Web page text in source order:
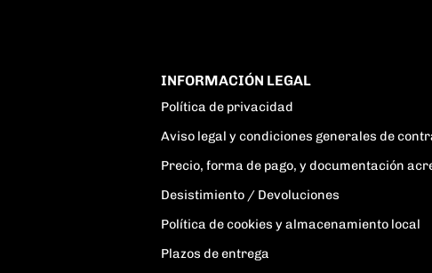
INFORMACIÓN LEGAL
Política de privacidad
Aviso legal y condiciones generales de
Precio, forma de pago, y documentación
Desistimiento / Devoluciones
Política de cookies y almacenamiento local
Plazos de entrega